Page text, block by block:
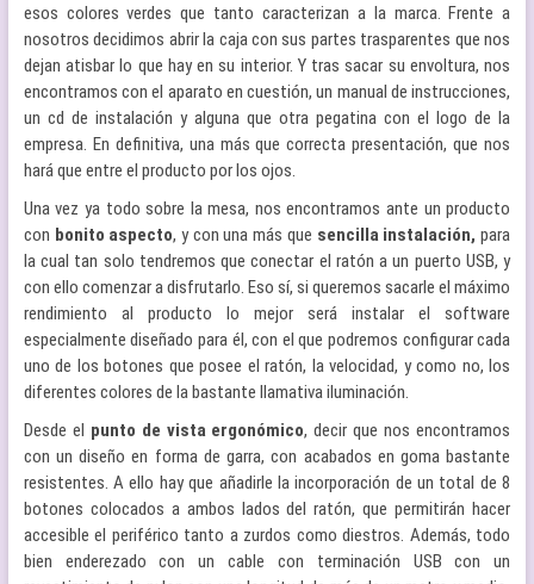
esos colores verdes que tanto caracterizan a la marca. Frente a
nosotros decidimos abrir la caja con sus partes trasparentes que nos
dejan atisbar lo que hay en su interior. Y tras sacar su envoltura, nos
encontramos con el aparato en cuestión, un manual de instrucciones,
un cd de instalación y alguna que otra pegatina con el logo de la
empresa. En definitiva, una más que correcta presentación, que nos
hará que entre el producto por los ojos.
Una vez ya todo sobre la mesa, nos encontramos ante un producto
con bonito aspecto, y con una más que sencilla instalación, para
la cual tan solo tendremos que conectar el ratón a un puerto USB, y
con ello comenzar a disfrutarlo. Eso sí, si queremos sacarle el máximo
rendimiento al producto lo mejor será instalar el software
especialmente diseñado para él, con el que podremos configurar cada
uno de los botones que posee el ratón, la velocidad, y como no, los
diferentes colores de la bastante llamativa iluminación.
Desde el punto de vista ergonómico, decir que nos encontramos
con un diseño en forma de garra, con acabados en goma bastante
resistentes. A ello hay que añadirle la incorporación de un total de 8
botones colocados a ambos lados del ratón, que permitirán hacer
accesible el periférico tanto a zurdos como diestros. Además, todo
bien enderezado con un cable con terminación USB con un